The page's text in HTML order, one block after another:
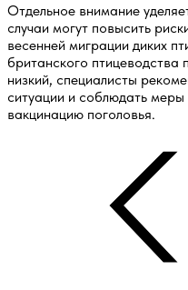
Отдельное внимание
случаи могут повысить
весенней миграции диких
британского
низкий, специалисты
ситуации и соблюдать
вакцинацию поголовья.